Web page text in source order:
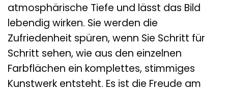
atmosphärische Tiefe und lässt das Bild
lebendig wirken. Sie werden die
Zufriedenheit spüren, wenn Sie Schritt für
Schritt sehen, wie aus den einzelnen
Farbflächen ein komplettes, stimmiges
Kunstwerk entsteht. Es ist die Freude am